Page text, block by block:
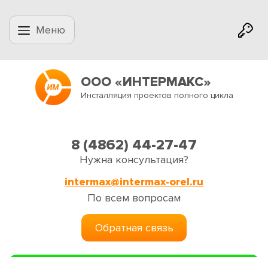
Меню
ООО «ИНТЕРМАКС»
Инсталляция проектов полного цикла
8 (4862) 44-27-47
Нужна консультация?
intermax@intermax-orel.ru
По всем вопросам
Обратная связь